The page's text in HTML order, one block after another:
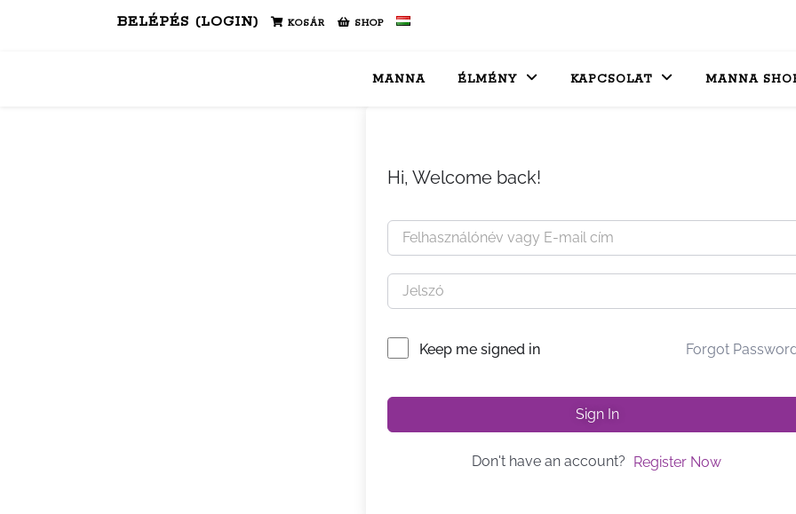
BELÉPÉS (LOGIN) KOSÁR SHOP
MANNA ÉLMÉNY KAPCSOLAT MANNA
Hi, Welcome back!
Keep me signed in Forgot
Sign In
Don't have an account? Register Now